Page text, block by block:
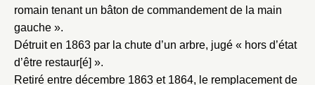
romain tenant un bâton de commandement de la main
gauche ».
Détruit en 1863 par la chute d’un arbre, jugé « hors d’état
d’être restaur[é] ».
Retiré entre décembre 1863 et 1864, le remplacement de
Choix du dossier où ajouter la